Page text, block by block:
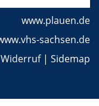
www.plauen.de
sachsen.de
Widerruf| Sidemap